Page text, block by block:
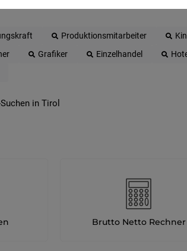
Produktionsmitarbeiter
Grafiker Einzelhandel
in Tirol
Brutto Netto Rechner